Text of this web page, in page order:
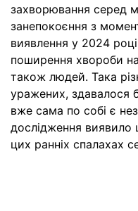
захворювання серед
занепокоєння з
виявлення у 2024
поширення хвороби
також людей. Така
уражених, здавалося
вже сама по собі є
дослідження виявило
цих ранніх спалахах